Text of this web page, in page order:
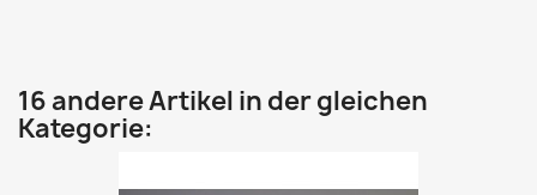
16 andere Artikel in der gleichen
Kategorie: